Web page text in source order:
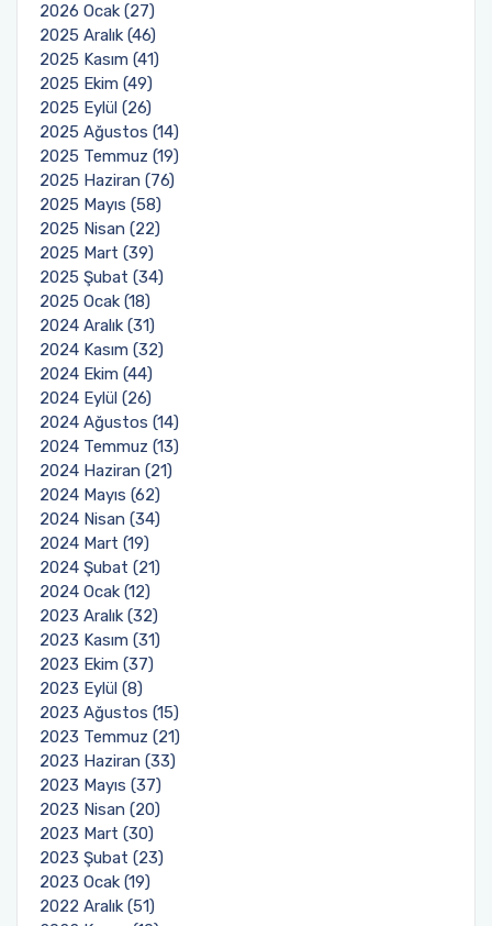
2026 Ocak (27)
2025 Aralık (46)
2025 Kasım (41)
2025 Ekim (49)
2025 Eylül (26)
2025 Ağustos (14)
2025 Temmuz (19)
2025 Haziran (76)
2025 Mayıs (58)
2025 Nisan (22)
2025 Mart (39)
2025 Şubat (34)
2025 Ocak (18)
2024 Aralık (31)
2024 Kasım (32)
2024 Ekim (44)
2024 Eylül (26)
2024 Ağustos (14)
2024 Temmuz (13)
2024 Haziran (21)
2024 Mayıs (62)
2024 Nisan (34)
2024 Mart (19)
2024 Şubat (21)
2024 Ocak (12)
2023 Aralık (32)
2023 Kasım (31)
2023 Ekim (37)
2023 Eylül (8)
2023 Ağustos (15)
2023 Temmuz (21)
2023 Haziran (33)
2023 Mayıs (37)
2023 Nisan (20)
2023 Mart (30)
2023 Şubat (23)
2023 Ocak (19)
2022 Aralık (51)